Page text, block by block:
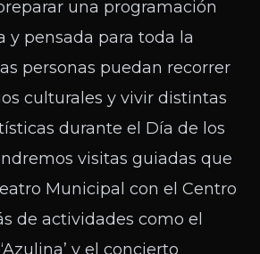
una programación
y pensada para toda la
personas puedan recorrer
culturales y vivir distintas
durante el Día de los
visitas guiadas que
Municipal con el Centro
de actividades como el
y el concierto